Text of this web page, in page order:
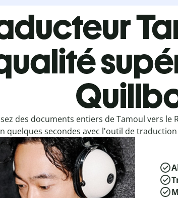
des documents entiers de Tamoul vers le
quelques secondes avec l'outil de